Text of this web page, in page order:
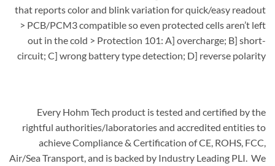
that reports color and blink variation for quick/easy readout
> PCB/PCM3 compatible so even protected cells aren’t left
out in the cold > Protection 101: A] overcharge; B] short-
circuit; C] wrong battery type detection; D] reverse polarity
Every Hohm Tech product is tested and certified by the
rightful authorities/laboratories and accredited entities to
achieve Compliance & Certification of CE, ROHS, FCC,
Air/Sea Transport, and is backed by Industry Leading PLI. We